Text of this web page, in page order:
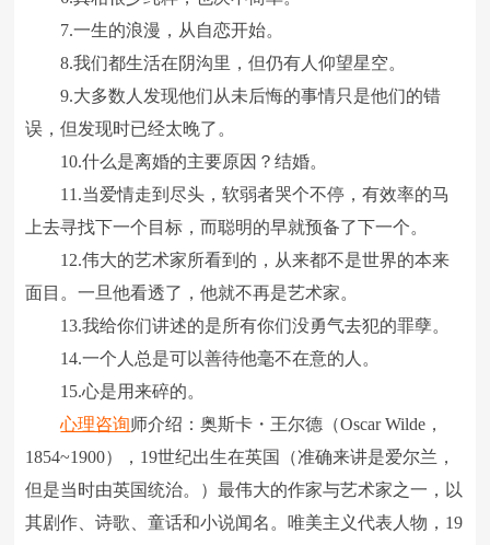
7.一生的浪漫，从自恋开始。
8.我们都生活在阴沟里，但仍有人仰望星空。
9.大多数人发现他们从未后悔的事情只是他们的错
误，但发现时已经太晚了。
10.什么是离婚的主要原因？结婚。
11.当爱情走到尽头，软弱者哭个不停，有效率的马
上去寻找下一个目标，而聪明的早就预备了下一个。
12.伟大的艺术家所看到的，从来都不是世界的本来
面目。一旦他看透了，他就不再是艺术家。
13.我给你们讲述的是所有你们没勇气去犯的罪孽。
14.一个人总是可以善待他毫不在意的人。
15.心是用来碎的。
心理咨询师介绍：奥斯卡・王尔德（Oscar Wilde，
1854~1900），19世纪出生在英国（准确来讲是爱尔兰，
但是当时由英国统治。）最伟大的作家与艺术家之一，以
其剧作、诗歌、童话和小说闻名。唯美主义代表人物，19